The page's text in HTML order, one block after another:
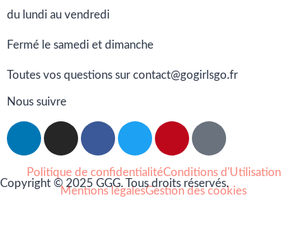
du lundi au vendredi
Fermé le samedi et dimanche
Toutes vos questions sur contact@gogirlsgo.fr
Nous suivre
Copyright © 2025 GGG. Tous droits réservés.
Politique de confidentialitéConditions d'Utilisation
Mentions légalesGestion des cookies